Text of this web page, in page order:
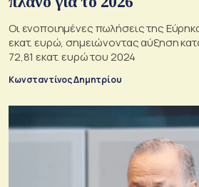
Οι ενοποιημένες πωλήσεις της
εκατ. ευρώ, σημειώνοντας αύξηση
72,81 εκατ. ευρώ του 2024
Κωνσταντίνος Δημητρίου